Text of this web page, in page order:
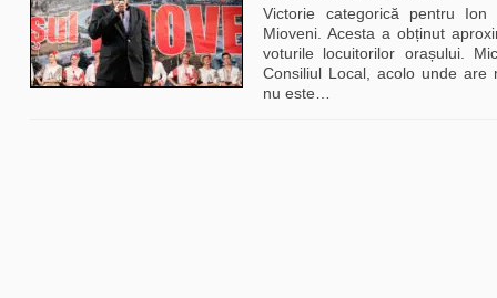
Victorie categorică pentru Ion
Mioveni. Acesta a obținut
voturile locuitorilor orașului.
Consiliul Local, acolo unde are
nu este